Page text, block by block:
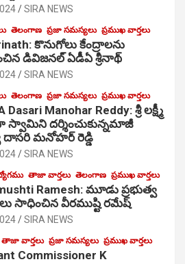
SIRA NEWS
తెలంగాణ ప్రజా సమస్యలు ప్రముఖ వార్తలు
కొనుగోలు కేంద్రాల‌ను
డివిజనల్ ఏడీఏ శ్రీనాథ్
SIRA NEWS
తెలంగాణ ప్రజా సమస్యలు ప్రముఖ వార్తలు
Dasari Manohar Reddy: శ్రీ లక్ష్మీ
స్వామిని దర్శించుకున్నమాజీ
దాసరి మనోహర్ రెడ్డి
SIRA NEWS
తాజా వార్తలు తెలంగాణ ప్రముఖ వార్తలు
Ramesh: మూడు ప్రభుత్వ
సాధించిన వీరముష్టి రమేష్
SIRA NEWS
తాజా వార్తలు ప్రజా సమస్యలు ప్రముఖ వార్తలు
Commissioner K